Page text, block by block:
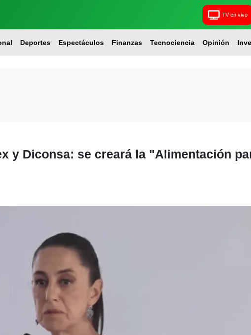
TV en vivo
Deportes Espectáculos Finanzas Tecnociencia Opinión
y Diconsa: se creará la "Alimentación